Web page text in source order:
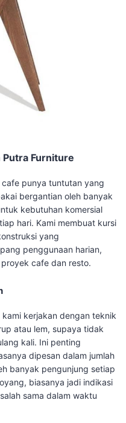
Putra Furniture
punya tuntutan yang
bergantian oleh banyak
kebutuhan komersial
hari. Kami membuat kursi
yang
penggunaan harian,
cafe dan resto.
kerjakan dengan teknik
atau lem, supaya tidak
kali. Ini penting
dipesan dalam jumlah
banyak pengunjung setiap
biasanya jadi indikasi
sama dalam waktu